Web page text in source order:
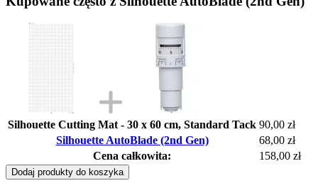
Silhouette Cutting Mat - 30 x 60 cm, Standard Tack 90,00 zł
Silhouette AutoBlade (2nd Gen)
68,00 zł
Cena całkowita:
158,00 zł
Dodaj produkty do koszyka